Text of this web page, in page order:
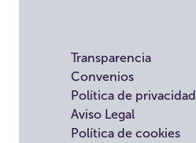
Transparencia
Convenios
Política de privacidad
Aviso Legal
Política de cookies